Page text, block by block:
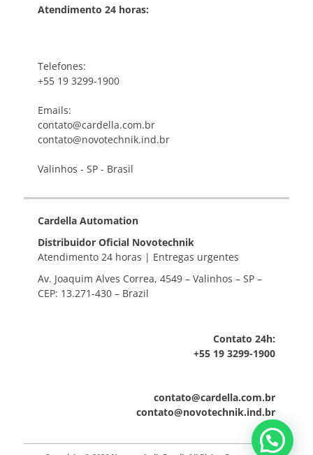
Atendimento 24 horas:
Telefones:
+55 19 3299-1900
Emails:
contato@cardella.com.br
contato@novotechnik.ind.br
Valinhos - SP - Brasil
Cardella Automation
Distribuidor Oficial Novotechnik
Atendimento 24 horas | Entregas urgentes
Av. Joaquim Alves Correa, 4549 – Valinhos – SP –
CEP: 13.271-430 – Brazil
Contato 24h:
+55 19 3299-1900
contato@cardella.com.br
contato@novotechnik.ind.br